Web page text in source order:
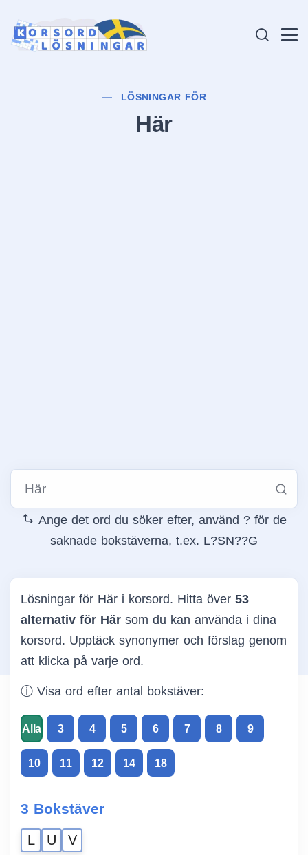
LÖSNINGAR FÖR
Här
Ange det ord du söker efter, använd ? för de
saknade bokstäverna, t.ex. L?SN??G
Lösningar för Här i korsord. Hitta över 53
alternativ för Här som du kan använda i dina
korsord. Upptäck synonymer och förslag genom
att klicka på varje ord.
ⓘ Visa ord efter antal bokstäver:
Alla 3 4 5 6 7 8 9
10 11 12 14 18
3 Bokstäver
L U V